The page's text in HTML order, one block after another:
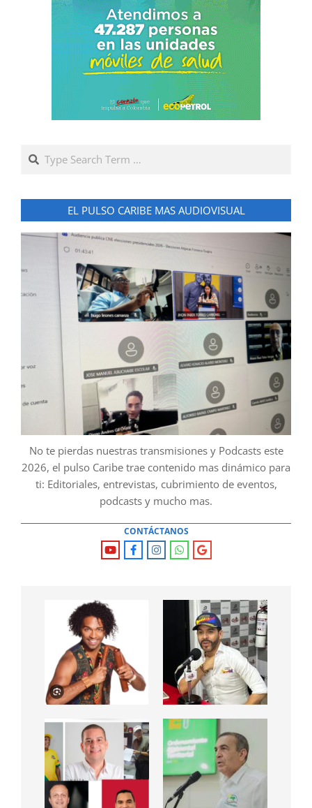
Search
EL PULSO CARIBE MAS AUDIOVISUAL
No te pierdas nuestras transmisiones y Podcasts este
2026, el pulso Caribe trae contenido mas dinámico para
ti: Editoriales, entrevistas, cubrimiento de eventos,
podcasts y mucho mas.
CONTÁCTANOS